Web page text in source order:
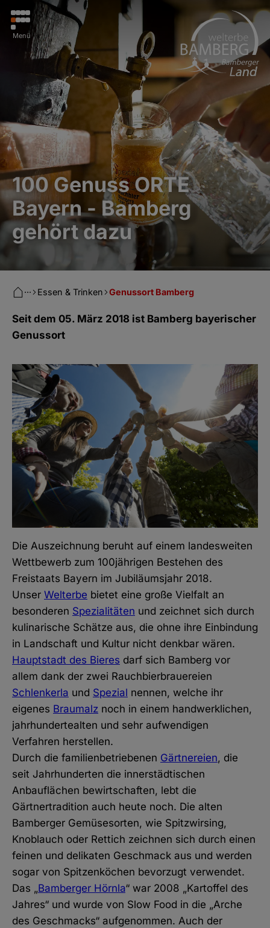
Menü
100 Genuss ORTE
Bayern - Bamberg
gehört dazu
Genussort Bamberg
Essen & Trinken
···
Seit dem 05. März 2018 ist Bamberg bayerischer
Genussort
Die Auszeichnung beruht auf einem landesweiten
Wettbewerb zum 100jährigen Bestehen des
Freistaats Bayern im Jubiläumsjahr 2018.
Unser Welterbe bietet eine große Vielfalt an
besonderen Spezialitäten und zeichnet sich durch
kulinarische Schätze aus, die ohne ihre Einbindung
in Landschaft und Kultur nicht denkbar wären.
Hauptstadt des Bieres darf sich Bamberg vor
allem dank der zwei Rauchbierbrauereien
Schlenkerla und Spezial nennen, welche ihr
eigenes Braumalz noch in einem handwerklichen,
jahrhundertealten und sehr aufwendigen
Verfahren herstellen.
Durch die familienbetriebenen Gärtnereien, die
seit Jahrhunderten die innerstädtischen
Anbauflächen bewirtschaften, lebt die
Gärtnertradition auch heute noch. Die alten
Bamberger Gemüsesorten, wie Spitzwirsing,
Knoblauch oder Rettich zeichnen sich durch einen
feinen und delikaten Geschmack aus und werden
sogar von Spitzenköchen bevorzugt verwendet.
Das „Bamberger Hörnla“ war 2008 „Kartoffel des
Jahres“ und wurde von Slow Food in die „Arche
des Geschmacks“ aufgenommen. Auch der